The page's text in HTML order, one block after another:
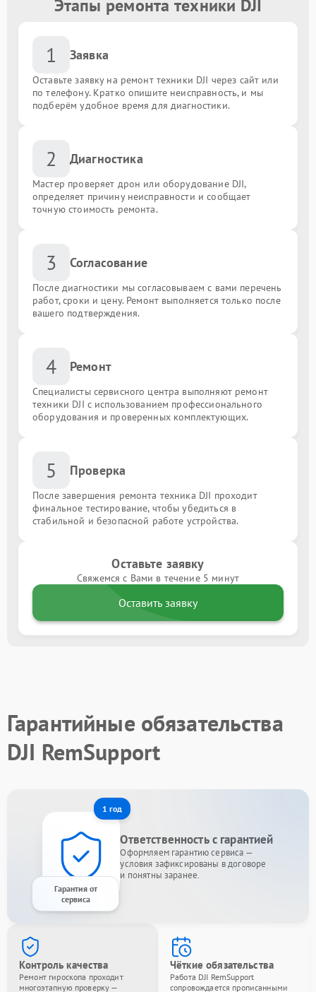
Этапы ремонта техники DJI
1 Заявка
Оставьте заявку на ремонт техники DJI через сайт или
по телефону. Кратко опишите неисправность, и мы
подберём удобное время для диагностики.
2 Диагностика
Мастер проверяет дрон или оборудование DJI,
определяет причину неисправности и сообщает
точную стоимость ремонта.
3 Согласование
После диагностики мы согласовываем с вами перечень
работ, сроки и цену. Ремонт выполняется только после
вашего подтверждения.
4 Ремонт
Специалисты сервисного центра выполняют ремонт
техники DJI с использованием профессионального
оборудования и проверенных комплектующих.
5 Проверка
После завершения ремонта техника DJI проходит
финальное тестирование, чтобы убедиться в
стабильной и безопасной работе устройства.
Оставьте заявку
Свяжемся с Вами в течение 5 минут
Оставить заявку
Гарантийные обязательства
DJI RemSupport
1 год
Гарантия от
сервиса
Ответственность с гарантией
Оформляем гарантию сервиса —
условия зафиксированы в договоре
и понятны заранее.
Контроль качества
Ремонт гироскопа проходит
многоэтапную проверку —
Чёткие обязательства
Работа DJI RemSupport
сопровождается прописанными